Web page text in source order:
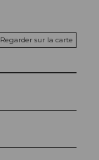
Regarder sur la carte